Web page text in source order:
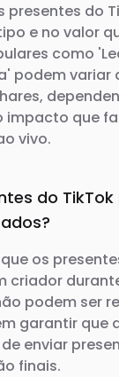
presentes do
e no valor
como
podem variar
impacto que
vivo.
do
os
criador
podem ser
garantir que
enviar
finais.